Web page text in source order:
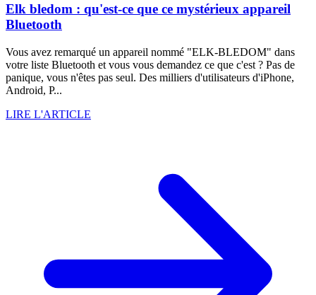
Elk bledom : qu'est-ce que ce mystérieux appareil
Bluetooth
Vous avez remarqué un appareil nommé "ELK-BLEDOM" dans
votre liste Bluetooth et vous vous demandez ce que c'est ? Pas de
panique, vous n'êtes pas seul. Des milliers d'utilisateurs d'iPhone,
Android, P...
LIRE L'ARTICLE